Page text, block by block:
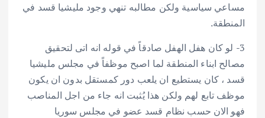
مساعي سياسية ولكن مطالبه تنهي وجود مليشيا قسد في
المنطقة.
3- لو كان هفل الهفل صادقاً في قوله انه اتى لتحقيق
مصالح ابناء المنطقة لما اصبح موظفاً في مجلس مليشيا
قسد ، كان يستطيع ان يلعب دور كمستقل بدون ان يكون
موظف تابع لهم ولكن هذا يُثبت انه جاء من اجل المناصب
فهو الان حسب نظام قسد عضو في مجلس سوريا